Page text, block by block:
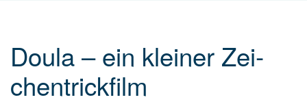
Doula – ein klei­ner Zei­
chen­trick­film